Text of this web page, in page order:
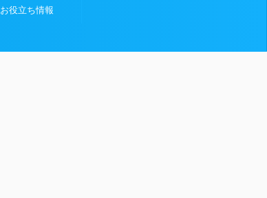
お役立ち情報